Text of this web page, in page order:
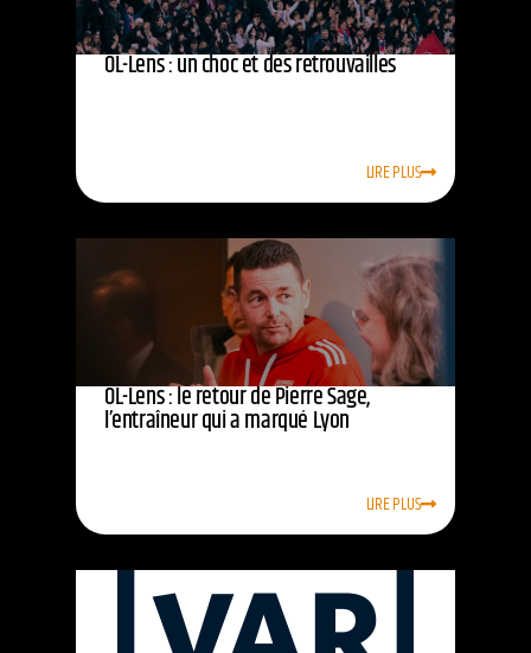
OL-Lens : un choc et des retrouvailles
LIRE PLUS
OL-Lens : le retour de Pierre Sage,
l’entraîneur qui a marqué Lyon
LIRE PLUS